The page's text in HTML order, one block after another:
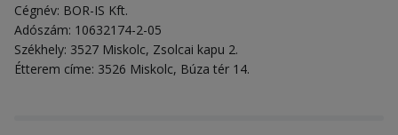
Cégnév: BOR-IS Kft.
Adószám: 10632174-2-05
Székhely: 3527 Miskolc, Zsolcai kapu 2.
Étterem címe: 3526 Miskolc, Búza tér 14.